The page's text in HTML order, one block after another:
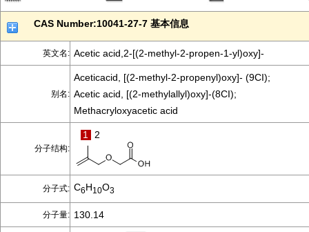
CAS Number:10041-27-7 基本信息
英文名: Acetic acid,2-[(2-methyl-2-propen-1-yl)oxy]-
别名:
Aceticacid, [(2-methyl-2-propenyl)oxy]- (9CI);
Acetic acid, [(2-methylallyl)oxy]-(8CI);
Methacryloxyacetic acid
分子结构:
1 2
分子式: C6H10O3
分子量: 130.14